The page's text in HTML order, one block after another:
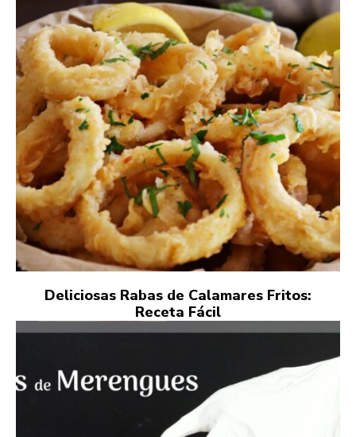
Deliciosas Rabas de Calamares Fritos:
Receta Fácil